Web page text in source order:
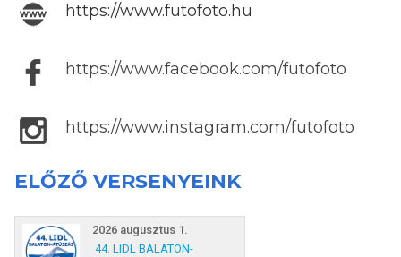
https://www.futofoto.hu
https://www.facebook.com/futofoto
https://www.instagram.com/futofoto
ELŐZŐ VERSENYEINK
2026 augusztus 1.
44. LIDL BALATON-